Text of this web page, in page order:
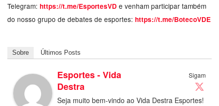
Telegram: https://t.me/EsportesVD e venham participar também
do nosso grupo de debates de esportes: https://t.me/BotecoVDE
Sobre Últimos Posts
Sigam
Esportes - Vida
Destra
Seja muito bem-vindo ao Vida Destra Esportes!